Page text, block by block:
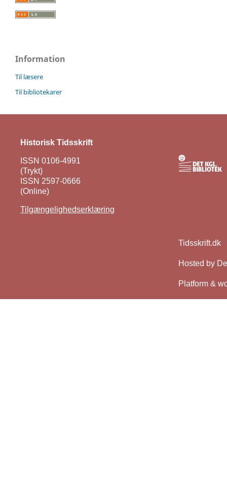
Information
Til læsere
Til bibliotekarer
Historisk Tidsskrift
ISSN 0106-4991
(Trykt)
ISSN 2597-0666
(Online)
Tilgængelighedserklæring